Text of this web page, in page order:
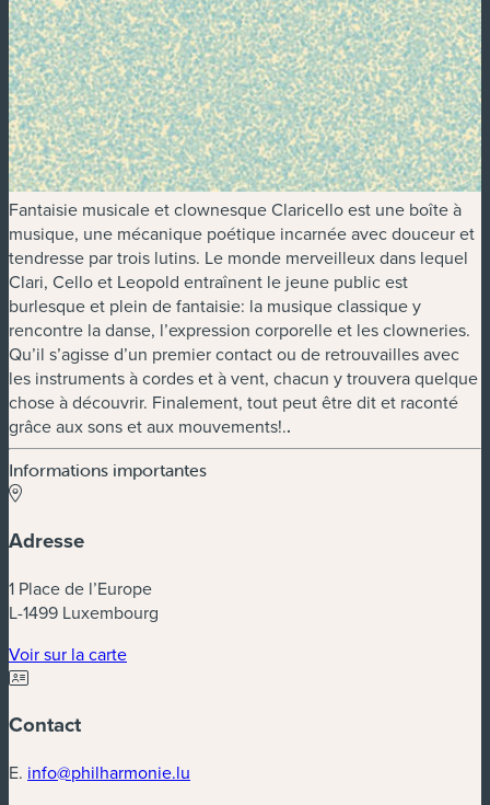
Fantaisie musicale et clownesque Claricello est une boîte à
musique, une mécanique poétique incarnée avec douceur et
tendresse par trois lutins. Le monde merveilleux dans lequel
Clari, Cello et Leopold entraînent le jeune public est
burlesque et plein de fantaisie: la musique classique y
rencontre la danse, l’expression corporelle et les clowneries.
Qu’il s’agisse d’un premier contact ou de retrouvailles avec
les instruments à cordes et à vent, chacun y trouvera quelque
chose à découvrir. Finalement, tout peut être dit et raconté
grâce aux sons et aux mouvements!..
Informations importantes
Adresse
1 Place de l’Europe
L-1499 Luxembourg
Voir sur la carte(nouvelle fenêtre)
Contact
E. info@philharmonie.lu